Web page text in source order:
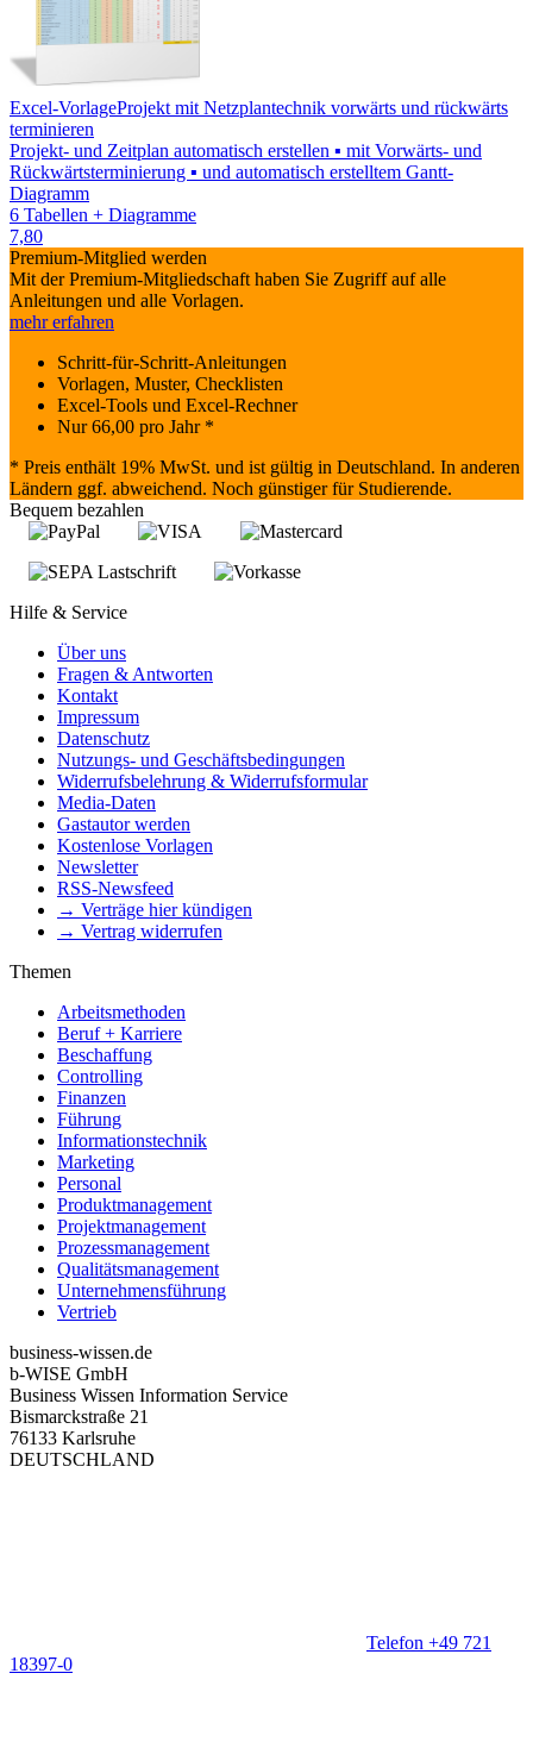
Excel-VorlageProjekt mit Netzplantechnik vorwärts und rückwärts
terminieren
Projekt- und Zeitplan automatisch erstellen ▪ mit Vorwärts- und
Rückwärtsterminierung ▪ und automatisch erstelltem Gantt-
Diagramm
6 Tabellen + Diagramme
7,80
Premium-Mitglied werden
Mit der Premium-Mitgliedschaft haben Sie Zugriff auf alle
Anleitungen und alle Vorlagen.
mehr erfahren
Schritt-für-Schritt-Anleitungen
Vorlagen, Muster, Checklisten
Excel-Tools und Excel-Rechner
Nur66,00 pro Jahr *
* Preis enthält 19% MwSt. und ist gültig in Deutschland. In anderen
Ländern ggf. abweichend. Noch günstiger für Studierende.
Bequem bezahlen
Hilfe & Service
Über uns
Fragen & Antworten
Kontakt
Impressum
Datenschutz
Nutzungs- und Geschäftsbedingungen
Widerrufsbelehrung & Widerrufsformular
Media-Daten
Gastautor werden
Kostenlose Vorlagen
Newsletter
RSS-Newsfeed
→ Verträge hier kündigen
→ Vertrag widerrufen
Themen
Arbeitsmethoden
Beruf + Karriere
Beschaffung
Controlling
Finanzen
Führung
Informationstechnik
Marketing
Personal
Produktmanagement
Projektmanagement
Prozessmanagement
Qualitätsmanagement
Unternehmensführung
Vertrieb
business-wissen.de
b-WISE GmbH
Business Wissen Information Service
Bismarckstraße 21
76133 Karlsruhe
DEUTSCHLAND
Telefon +49 721
18397-0